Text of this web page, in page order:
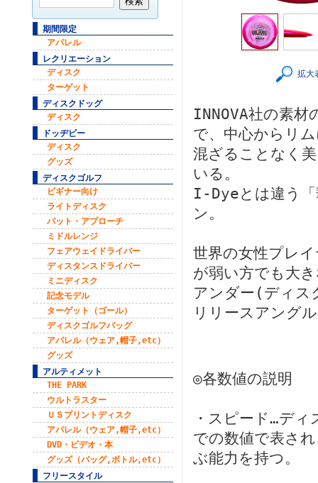
期間限定
アパレル
レクリエーション
ディスク
ターゲット
ディスクドッグ
ディスク
ドッヂビー
ディスク
グッズ
ディスクゴルフ
ビギナー向け
ライトディスク
パット・アプローチ
ミドルレンジ
フェアウェイドライバー
ディスタンスドライバー
ミニディスク
記念モデル
ターゲット（ゴール）
ディスクゴルフバッグ
アパレル（ウェア,帽子,etc）
グッズ
アルティメット
THE PARK
ウルトラスター
ＵＳプリントディスク
アパレル（ウェア,帽子,etc）
DVD・ビデオ・本
グッズ（バッグ,ボトル,etc）
フリースタイル
拡大
INNOVA社の素
で、中心からリ
混ざることなく
いる。
I-Dyeとは違う「
ン。
世界の女性プレ
が弱い方でも大
アンダー(ディス
リリースアング
◎各数値の説明
・スピード…デ
での数値で表さ
ぶ能力を持つ。